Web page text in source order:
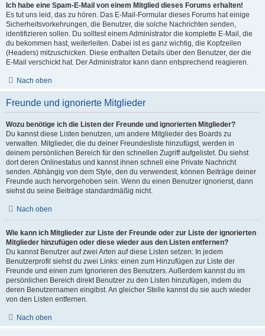
Ich habe eine Spam-E-Mail von einem Mitglied dieses Forums erhalten!
Es tut uns leid, das zu hören. Das E-Mail-Formular dieses Forums hat einige
Sicherheitsvorkehrungen, die Benutzer, die solche Nachrichten senden,
identifizieren sollen. Du solltest einem Administrator die komplette E-Mail, die
du bekommen hast, weiterleiten. Dabei ist es ganz wichtig, die Kopfzeilen
(Headers) mitzuschicken. Diese enthalten Details über den Benutzer, der die
E-Mail verschickt hat. Der Administrator kann dann entsprechend reagieren.
Nach oben
Freunde und ignorierte Mitglieder
Wozu benötige ich die Listen der Freunde und ignorierten Mitglieder?
Du kannst diese Listen benutzen, um andere Mitglieder des Boards zu
verwalten. Mitglieder, die du deiner Freundesliste hinzufügst, werden in
deinem persönlichen Bereich für den schnellen Zugriff aufgelistet. Du siehst
dort deren Onlinestatus und kannst ihnen schnell eine Private Nachricht
senden. Abhängig von dem Style, den du verwendest, können Beiträge deiner
Freunde auch hervorgehoben sein. Wenn du einen Benutzer ignorierst, dann
siehst du seine Beiträge standardmäßig nicht.
Nach oben
Wie kann ich Mitglieder zur Liste der Freunde oder zur Liste der ignorierten
Mitglieder hinzufügen oder diese wieder aus den Listen entfernen?
Du kannst Benutzer auf zwei Arten auf diese Listen setzen: In jedem
Benutzerprofil siehst du zwei Links: einen zum Hinzufügen zur Liste der
Freunde und einen zum Ignorieren des Benutzers. Außerdem kannst du im
persönlichen Bereich direkt Benutzer zu den Listen hinzufügen, indem du
deren Benutzernamen eingibst. An gleicher Stelle kannst du sie auch wieder
von den Listen entfernen.
Nach oben